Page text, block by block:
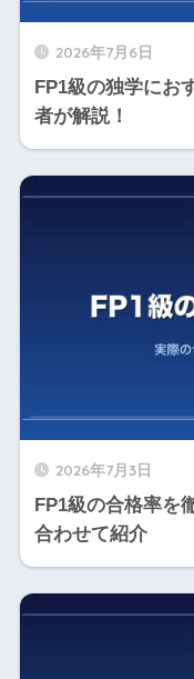
2026年7月6日
FP1級の独学にお
者が解説！
2026年7月3日
FP1級の合格率を
合わせて紹介